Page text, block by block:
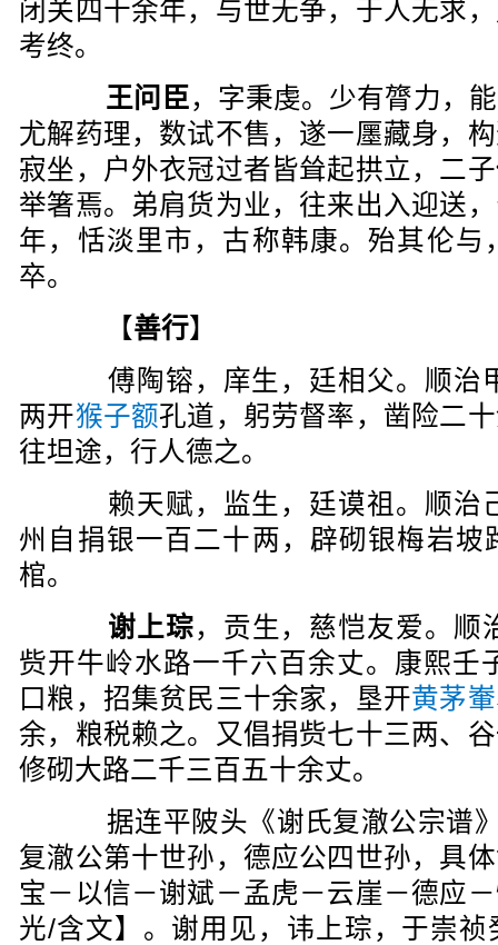
闭关四十余年，与世无争，于人无求
考终。
王问臣，字秉虔。少有膂力，
尤解药理，数试不售，遂一㕓藏身，
寂坐，户外衣冠过者皆耸起拱立，二
举箸焉。弟肩货为业，往来出入迎送
年，恬淡里市，古称韩康。殆其伦与
卒。
【善行】
傅陶镕，庠生，廷相父。顺治
两开猴子额孔道，躬劳督率，凿险二
往坦途，行人德之。
赖天赋，监生，廷谟祖。顺治
州自捐银一百二十两，辟砌银梅岩坡
棺。
谢上琮，贡生，慈恺友爱。顺
赀开牛岭水路一千六百余丈。康熙壬
口粮，招集贫民三十余家，垦开黄茅輋
余，粮税赖之。又倡捐赀七十三两、
修砌大路二千三百五十余丈。
据连平陂头《谢氏复澈公宗谱》
复澈公第十世孙，德应公四世孙，具
宝－以信－谢斌－孟虎－云崖－德应
光/含文】。谢用见，讳上琮，于崇